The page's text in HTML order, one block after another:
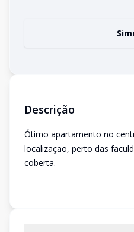
Descrição
Ótimo apartamento no
localização, perto das
coberta.